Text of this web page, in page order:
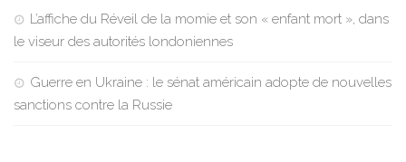
L’affiche du Réveil de la momie et son « enfant mort », dans
le viseur des autorités londoniennes
Guerre en Ukraine : le sénat américain adopte de nouvelles
sanctions contre la Russie